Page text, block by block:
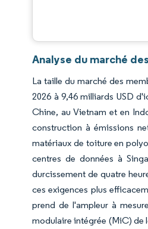
Analyse du marché
La taille du marché des
2026 à 9,46 milliards USD
Chine, au Vietnam et en
construction à émissions
matériaux de toiture en
centres de données à
durcissement de quatre
ces exigences plus
prend de l'ampleur à
modulaire intégrée (MiC) de